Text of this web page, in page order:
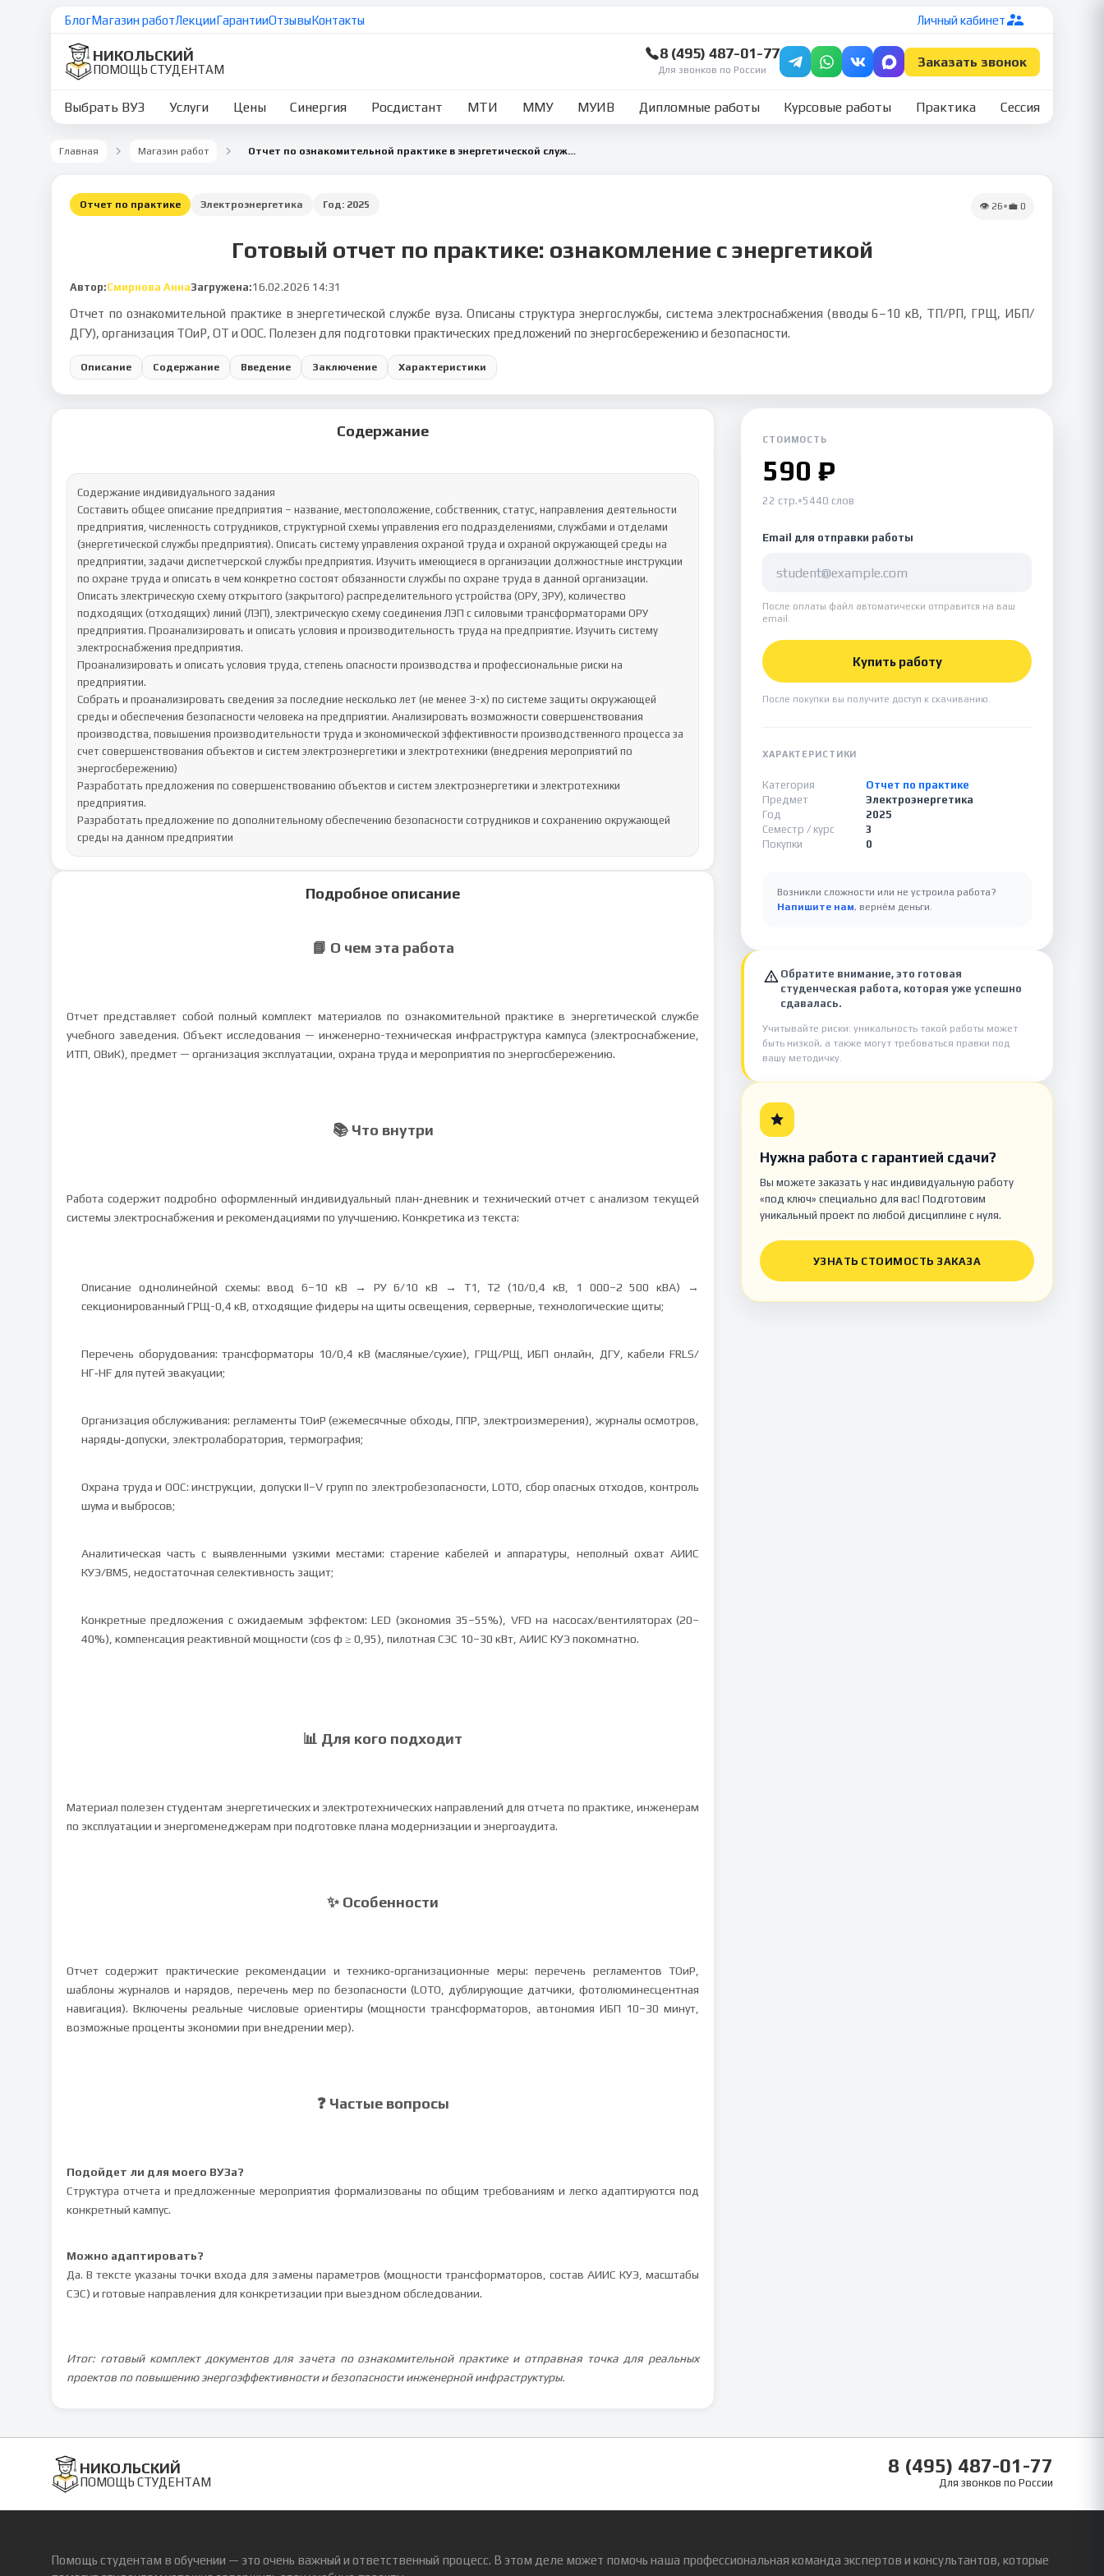
БлогМагазин работЛекцииГарантииОтзывыКонтакты Личный кабинет
НИКОЛЬСКИЙ
ПОМОЩЬ СТУДЕНТАМ
8 (495) 487-01-77
Для звонков по России
Заказать звонок
Выбрать ВУЗ Услуги Цены Синергия Росдистант МТИ ММУ МУИВ Дипломные работы Курсовые работы Практика Сессия
Главная Магазин работ Отчет по ознакомительной практике в энергетической службе
Отчет по практике Электроэнергетика Год: 2025 👁 26•💼 0
Готовый отчет по практике: ознакомление с энергетикой
Автор:Смирнова АннаЗагружена:16.02.2026 14:31
Отчет по ознакомительной практике в энергетической службе вуза. Описаны структура энергослужбы, система электроснабжения (вводы 6–10 кВ, ТП/РП, ГРЩ, ИБП/
ДГУ), организация ТОиР, ОТ и ООС. Полезен для подготовки практических предложений по энергосбережению и безопасности.
Описание Содержание Введение Заключение Характеристики
Содержание
Содержание индивидуального задания
Составить общее описание предприятия – название, местоположение, собственник, статус, направления деятельности
предприятия, численность сотрудников, структурной схемы управления его подразделениями, службами и отделами
(энергетической службы предприятия). Описать систему управления охраной труда и охраной окружающей среды на
предприятии, задачи диспетчерской службы предприятия. Изучить имеющиеся в организации должностные инструкции
по охране труда и описать в чем конкретно состоят обязанности службы по охране труда в данной организации.
Описать электрическую схему открытого (закрытого) распределительного устройства (ОРУ, ЗРУ), количество
подходящих (отходящих) линий (ЛЭП), электрическую схему соединения ЛЭП с силовыми трансформаторами ОРУ
предприятия. Проанализировать и описать условия и производительность труда на предприятие. Изучить систему
электроснабжения предприятия.
Проанализировать и описать условия труда, степень опасности производства и профессиональные риски на
предприятии.
Собрать и проанализировать сведения за последние несколько лет (не менее 3-х) по системе защиты окружающей
среды и обеспечения безопасности человека на предприятии. Анализировать возможности совершенствования
производства, повышения производительности труда и экономической эффективности производственного процесса за
счет совершенствования объектов и систем электроэнергетики и электротехники (внедрения мероприятий по
энергосбережению)
Разработать предложения по совершенствованию объектов и систем электроэнергетики и электротехники
предприятия.
Разработать предложение по дополнительному обеспечению безопасности сотрудников и сохранению окружающей
среды на данном предприятии
Подробное описание
📘 О чем эта работа
Отчет представляет собой полный комплект материалов по ознакомительной практике в энергетической службе
учебного заведения. Объект исследования — инженерно-техническая инфраструктура кампуса (электроснабжение,
ИТП, ОВиК), предмет — организация эксплуатации, охрана труда и мероприятия по энергосбережению.
📚 Что внутри
Работа содержит подробно оформленный индивидуальный план‑дневник и технический отчет с анализом текущей
системы электроснабжения и рекомендациями по улучшению. Конкретика из текста:
Описание однолинейной схемы: ввод 6–10 кВ → РУ 6/10 кВ → Т1, Т2 (10/0,4 кВ, 1 000–2 500 кВА) →
секционированный ГРЩ-0,4 кВ, отходящие фидеры на щиты освещения, серверные, технологические щиты;
Перечень оборудования: трансформаторы 10/0,4 кВ (масляные/сухие), ГРЩ/РЩ, ИБП онлайн, ДГУ, кабели FRLS/
НГ‑HF для путей эвакуации;
Организация обслуживания: регламенты ТОиР (ежемесячные обходы, ППР, электроизмерения), журналы осмотров,
наряды‑допуски, электролаборатория, термография;
Охрана труда и ООС: инструкции, допуски II–V групп по электробезопасности, LOTO, сбор опасных отходов, контроль
шума и выбросов;
Аналитическая часть с выявленными узкими местами: старение кабелей и аппаратуры, неполный охват АИИС
КУЭ/BMS, недостаточная селективность защит;
Конкретные предложения с ожидаемым эффектом: LED (экономия 35–55%), VFD на насосах/вентиляторах (20–
40%), компенсация реактивной мощности (cos φ ≥ 0,95), пилотная СЭС 10–30 кВт, АИИС КУЭ покомнатно.
📊 Для кого подходит
Материал полезен студентам энергетических и электротехнических направлений для отчета по практике, инженерам
по эксплуатации и энергоменеджерам при подготовке плана модернизации и энергоаудита.
✨ Особенности
Отчет содержит практические рекомендации и технико‑организационные меры: перечень регламентов ТОиР,
шаблоны журналов и нарядов, перечень мер по безопасности (LOTO, дублирующие датчики, фотолюминесцентная
навигация). Включены реальные числовые ориентиры (мощности трансформаторов, автономия ИБП 10–30 минут,
возможные проценты экономии при внедрении мер).
❓ Частые вопросы
Подойдет ли для моего ВУЗа?
Структура отчета и предложенные мероприятия формализованы по общим требованиям и легко адаптируются под
конкретный кампус.
Можно адаптировать?
Да. В тексте указаны точки входа для замены параметров (мощности трансформаторов, состав АИИС КУЭ, масштабы
СЭС) и готовые направления для конкретизации при выездном обследовании.
Итог: готовый комплект документов для зачета по ознакомительной практике и отправная точка для реальных
проектов по повышению энергоэффективности и безопасности инженерной инфраструктуры.
СТОИМОСТЬ
590 ₽
22 стр.•5440 слов
Email для отправки работы
После оплаты файл автоматически отправится на ваш
email.
Купить работу
После покупки вы получите доступ к скачиванию.
ХАРАКТЕРИСТИКИ
Категория
Отчет по практике
Предмет
Электроэнергетика
Год
2025
Семестр / курс
3
Покупки
0
Возникли сложности или не устроила работа?
Напишите нам, вернём деньги.
Обратите внимание, это готовая
студенческая работа, которая уже успешно
сдавалась.
Учитывайте риски: уникальность такой работы может
быть низкой, а также могут требоваться правки под
вашу методичку.
Нужна работа с гарантией сдачи?
Вы можете заказать у нас индивидуальную работу
«под ключ» специально для вас! Подготовим
уникальный проект по любой дисциплине с нуля.
УЗНАТЬ СТОИМОСТЬ ЗАКАЗА
НИКОЛЬСКИЙ
ПОМОЩЬ СТУДЕНТАМ
8 (495) 487-01-77
Для звонков по России
Помощь студентам в обучении — это очень важный и ответственный процесс. В этом деле может помочь наша профессиональная команда экспертов и консультантов, которые